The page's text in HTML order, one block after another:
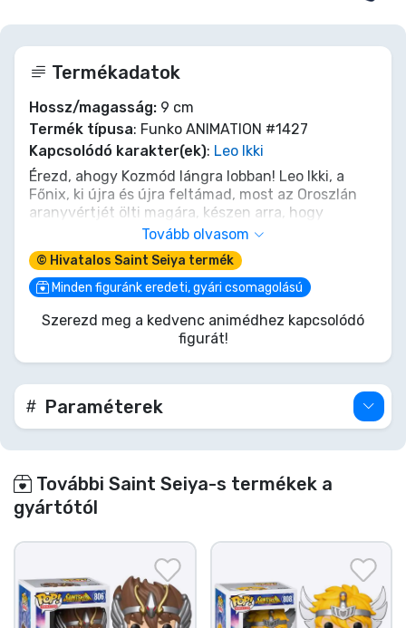
Termékadatok
Hossz/magasság: 9 cm
Termék típusa: Funko ANIMATION #1427
Kapcsolódó karakter(ek): Leo Ikki
Érezd, ahogy Kozmód lángra lobban! Leo Ikki, a
Főnix, ki újra és újra feltámad, most az Oroszlán
aranyvértjét ölti magára, készen arra, hogy
erejének új szintjét szabadítsa fel. Ez a Funko
POP! figura megragadja Ikki vad elszántságát és
egy Arany Szent erejét. Add hozzá ezt a váratlan
őrzőt Saint Seiya gyűjteményedhez, és hagyd,
hogy fékezhetetlen szelleme polcodon
tündököljön. Egy igazi legendás Zodiákus Lovag a
Tovább olvasom
© Hivatalos Saint Seiya termék
Minden figuránk eredeti, gyári csomagolású
Szerezd meg a kedvenc animédhez kapcsolódó
figurát!
Paraméterek
További Saint Seiya-s termékek a
gyártótól